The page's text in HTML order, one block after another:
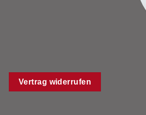
Vertrag widerrufen